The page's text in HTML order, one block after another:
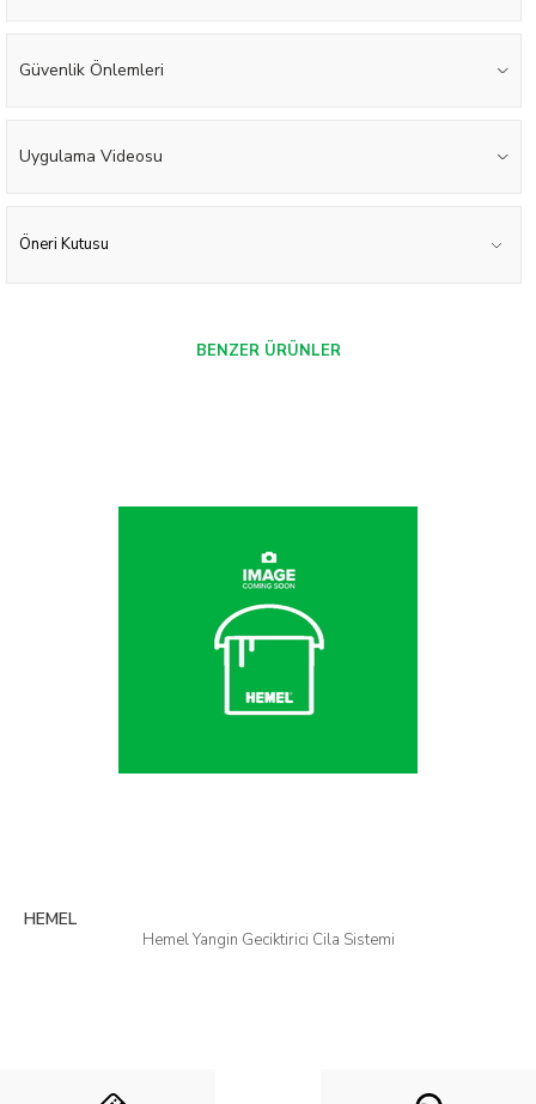
Güvenlik Önlemleri
Uygulama Videosu
Öneri Kutusu
BENZER ÜRÜNLER
HEMEL
Hemel Yangin Geciktirici Cila Sistemi